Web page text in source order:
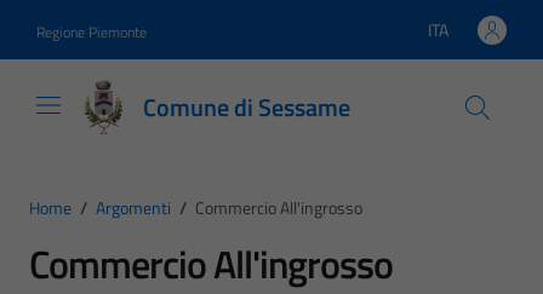
Regione Piemonte Lingua attiva:
ITA
Comune di Sessame
Home / Argomenti / Commercio All'ingrosso
Commercio All'ingrosso